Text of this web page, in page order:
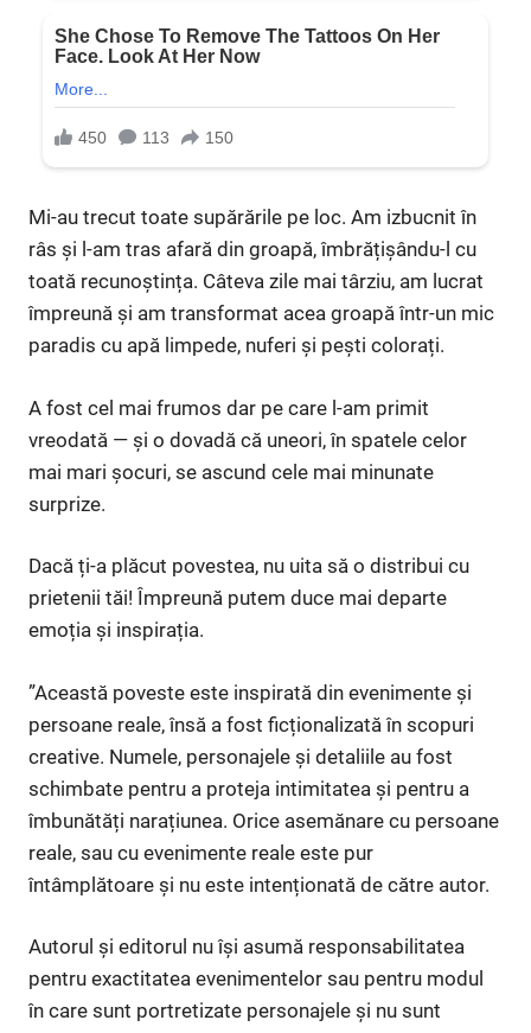
Mi-au trecut toate supărările pe loc. Am izbucnit în
râs și l-am tras afară din groapă, îmbrățișându-l cu
toată recunoștința. Câteva zile mai târziu, am lucrat
împreună și am transformat acea groapă într-un mic
paradis cu apă limpede, nuferi și pești colorați.
A fost cel mai frumos dar pe care l-am primit
vreodată — și o dovadă că uneori, în spatele celor
mai mari șocuri, se ascund cele mai minunate
surprize.
Dacă ți-a plăcut povestea, nu uita să o distribui cu
prietenii tăi! Împreună putem duce mai departe
emoția și inspirația.
”Această poveste este inspirată din evenimente și
persoane reale, însă a fost ficționalizată în scopuri
creative. Numele, personajele și detaliile au fost
schimbate pentru a proteja intimitatea și pentru a
îmbunătăți narațiunea. Orice asemănare cu persoane
reale, sau cu evenimente reale este pur
întâmplătoare și nu este intenționată de către autor.
Autorul și editorul nu își asumă responsabilitatea
pentru exactitatea evenimentelor sau pentru modul
în care sunt portretizate personajele și nu sunt